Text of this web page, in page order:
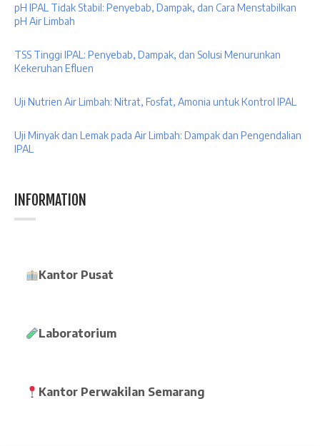
pH IPAL Tidak Stabil: Penyebab, Dampak, dan Cara Menstabilkan
pH Air Limbah
TSS Tinggi IPAL: Penyebab, Dampak, dan Solusi Menurunkan
Kekeruhan Efluen
Uji Nutrien Air Limbah: Nitrat, Fosfat, Amonia untuk Kontrol IPAL
Uji Minyak dan Lemak pada Air Limbah: Dampak dan Pengendalian
IPAL
INFORMATION
Kantor Pusat
Laboratorium
Kantor Perwakilan Semarang